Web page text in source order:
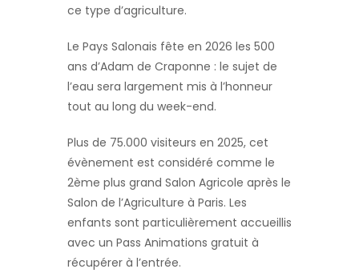
ce type d’agriculture.
Le Pays Salonais fête en 2026 les 500
ans d’Adam de Craponne : le sujet de
l’eau sera largement mis à l’honneur
tout au long du week-end.
Plus de 75.000 visiteurs en 2025, cet
évènement est considéré comme le
2ème plus grand Salon Agricole après le
Salon de l’Agriculture à Paris. Les
enfants sont particulièrement accueillis
avec un Pass Animations gratuit à
récupérer à l’entrée.